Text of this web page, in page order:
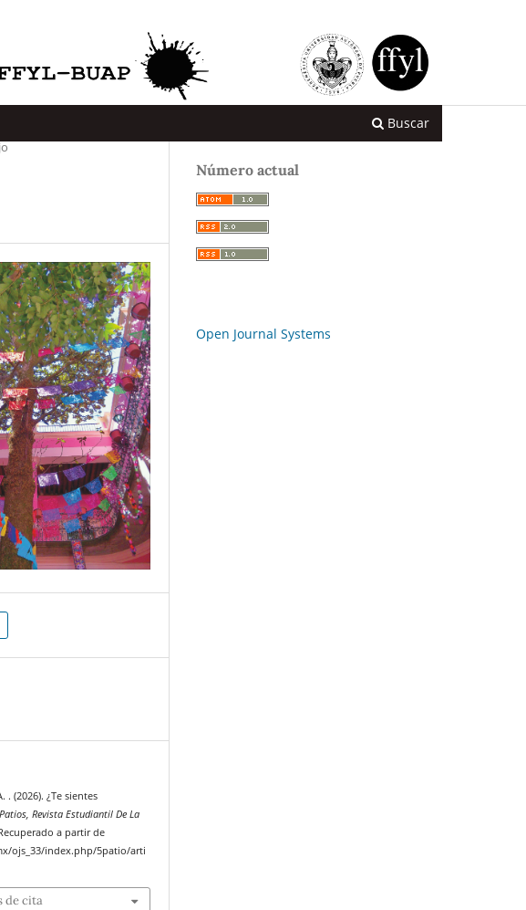
Buscar
. (2026). ¿Te sientes
Revista Estudiantil De La
a partir de
ojs_33/index.php/5patio/arti
de cita
Número actual
Open Journal Systems